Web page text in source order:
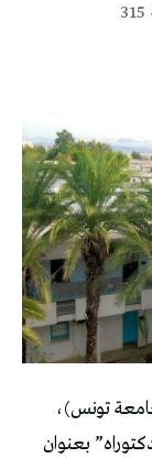
315
تونس)،
بعنوان